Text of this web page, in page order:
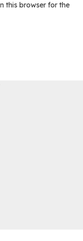
this browser for the